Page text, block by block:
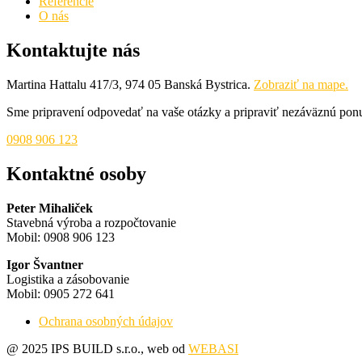
O nás
Kontaktujte nás
Martina Hattalu 417/3, 974 05 Banská Bystrica. Zobraziť na mape.
Sme pripravení odpovedať na vaše otázky a pripraviť nezáväznú
0908 906 123
Kontaktné osoby
Peter Mihaliček
Stavebná výroba a rozpočtovanie
Mobil: 0908 906 123
Igor Švantner
Logistika a zásobovanie
Mobil: 0905 272 641
Ochrana osobných údajov
@ 2025 IPS BUILD s.r.o., web od WEBASI